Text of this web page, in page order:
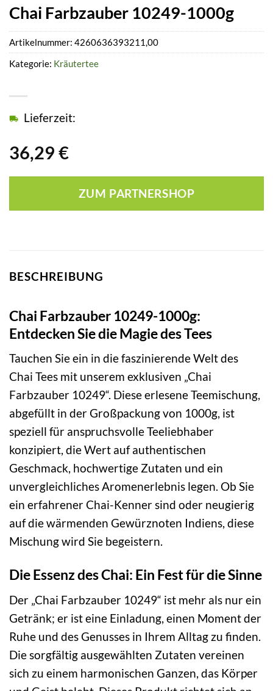
Chai Farbzauber 10249-1000g
36,29 €
Lieferzeit:
ZUM PARTNERSHOP
Artikelnummer: 4260636393211,00
Kategorie: Kräutertee
BESCHREIBUNG
Chai Farbzauber 10249-1000g:
Entdecken Sie die Magie des Tees
Tauchen Sie ein in die faszinierende Welt des
Chai Tees mit unserem exklusiven „Chai
Farbzauber 10249“. Diese erlesene Teemischung,
abgefüllt in der Großpackung von 1000g, ist
speziell für anspruchsvolle Teeliebhaber
konzipiert, die Wert auf authentischen
Geschmack, hochwertige Zutaten und ein
unvergleichliches Aromenerlebnis legen. Ob Sie
ein erfahrener Chai-Kenner sind oder neugierig
auf die wärmenden Gewürznoten Indiens, diese
Mischung wird Sie begeistern.
Die Essenz des Chai: Ein Fest für die Sinne
Der „Chai Farbzauber 10249“ ist mehr als nur ein
Getränk; er ist eine Einladung, einen Moment der
Ruhe und des Genusses in Ihrem Alltag zu finden.
Die sorgfältig ausgewählten Zutaten vereinen
sich zu einem harmonischen Ganzen, das Körper